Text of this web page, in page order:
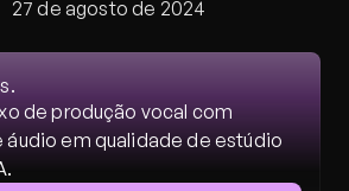
27 de agosto de 2024
de produção vocal com
em qualidade de estúdio